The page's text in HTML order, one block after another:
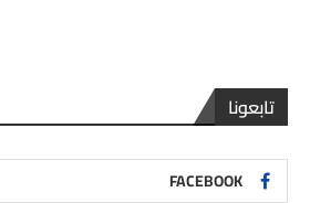
تابعونا
FACEBOOK